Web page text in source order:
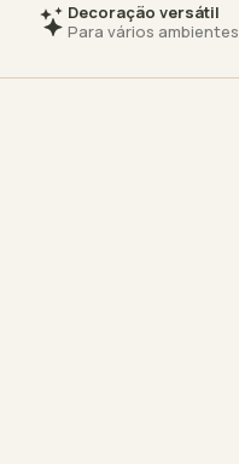
Decoração versátil
Para vários ambientes